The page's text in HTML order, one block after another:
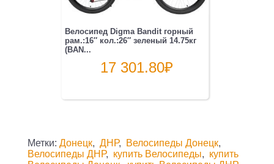
Велосипед Digma Bandit горный
рам.:16″ кол.:26″ зеленый 14.75кг
(BAN...
17 301.80₽
Метки: Донецк, ДНР, Велосипеды Донецк,
Велосипеды ДНР, купить Велосипеды, купить